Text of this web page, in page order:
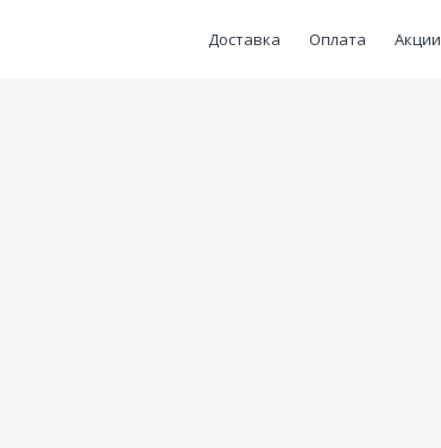
Доставка Оплата Акции